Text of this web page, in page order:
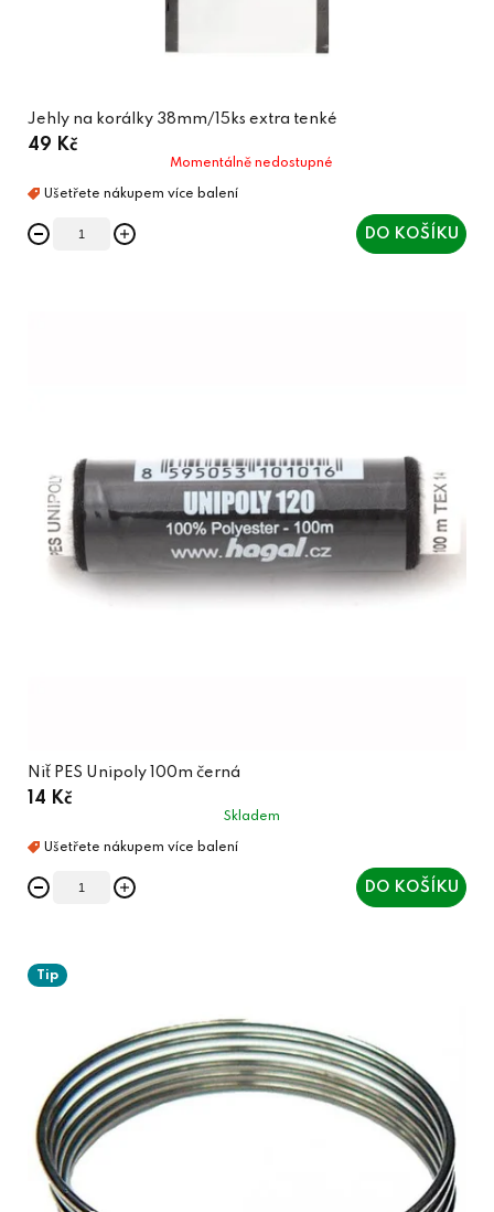
Jehly na korálky 38mm/15ks extra tenké
49 Kč
Momentálně nedostupné
DO KOŠÍKU
Niť PES Unipoly 100m černá
14 Kč
Skladem
DO KOŠÍKU
Tip